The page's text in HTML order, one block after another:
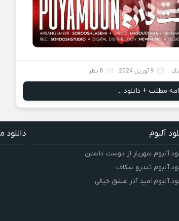
9 آوریل 2024 0 نظر
مطلب + دانلود ...
آلبوم
آلبوم شهریار از دوست داشتن
آلبوم تندرو شکاف
آلبوم امید آذر عشق خیالی
دانلود